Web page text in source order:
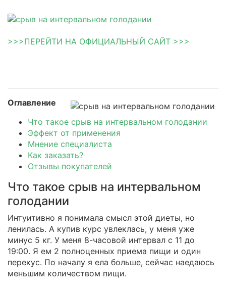
>>>ПЕРЕЙТИ НА ОФИЦИАЛЬНЫЙ САЙТ >>>
Оглавление
Что такое срыв на интервальном голодании
Эффект от применения
Мнение специалиста
Как заказать?
Отзывы покупателей
Что такое срыв на интервальном
голодании
Интуитивно я понимала смысл этой диеты, но
ленилась. А купив курс увлеклась, у меня уже
минус 5 кг. У меня 8-часовой интервал с 11 до
19:00. Я ем 2 полноценных приема пищи и один
перекус. По началу я ела больше, сейчас наедаюсь
меньшим количеством пищи.